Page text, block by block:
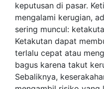
keputusan di pasar.
mengalami kerugian,
sering muncul:
Ketakutan dapat
terlalu cepat atau
bagus karena takut
Sebaliknya,